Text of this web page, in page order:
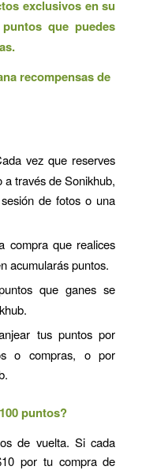
exclusivos en su
que puedes
recompensas de
vez que reserves
a través de Sonikhub,
de fotos o una
compra que realices
acumularás puntos.
que ganes se
tus puntos por
o compras, o por
puntos?
de vuelta. Si cada
por tu compra de